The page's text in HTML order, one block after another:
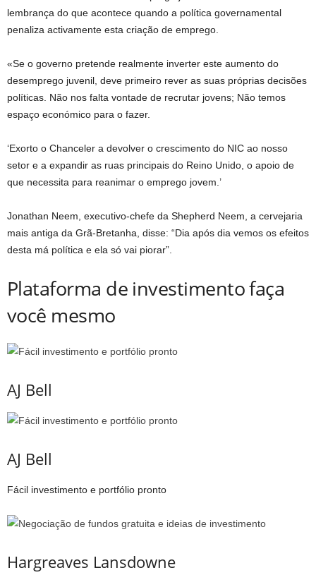
lembrança do que acontece quando a política governamental
penaliza activamente esta criação de emprego.
«Se o governo pretende realmente inverter este aumento do
desemprego juvenil, deve primeiro rever as suas próprias decisões
políticas. Não nos falta vontade de recrutar jovens; Não temos
espaço económico para o fazer.
‘Exorto o Chanceler a devolver o crescimento do NIC ao nosso
setor e a expandir as ruas principais do Reino Unido, o apoio de
que necessita para reanimar o emprego jovem.’
Jonathan Neem, executivo-chefe da Shepherd Neem, a cervejaria
mais antiga da Grã-Bretanha, disse: “Dia após dia vemos os efeitos
desta má política e ela só vai piorar”.
Plataforma de investimento faça
você mesmo
AJ Bell
AJ Bell
Fácil investimento e portfólio pronto
Hargreaves Lansdowne